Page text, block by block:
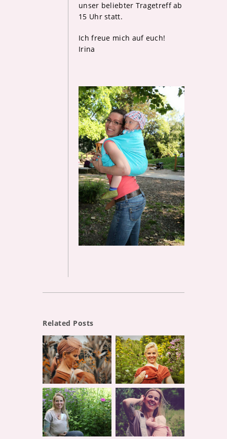
unser beliebter Tragetreff ab
15 Uhr statt.
Ich freue mich auf euch!
Irina
Related Posts